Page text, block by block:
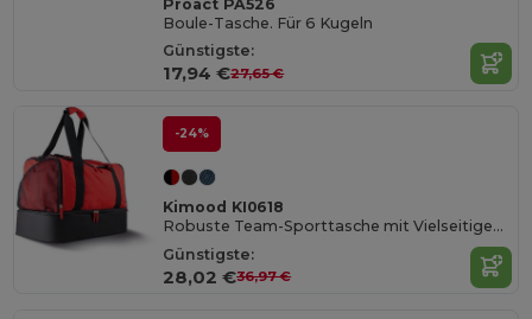
Proact PA526
Boule-Tasche. Für 6 Kugeln
Günstigste:
17,94 €27,65 €
-24%
Kimood KI0618
Robuste Team-Sporttasche mit Vielseitigen Fächern
Günstigste:
28,02 €36,97 €